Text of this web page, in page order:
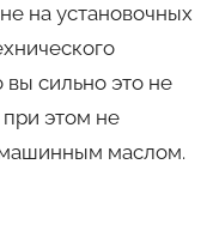
на установочных
сильно это не
при этом не
машинным маслом.